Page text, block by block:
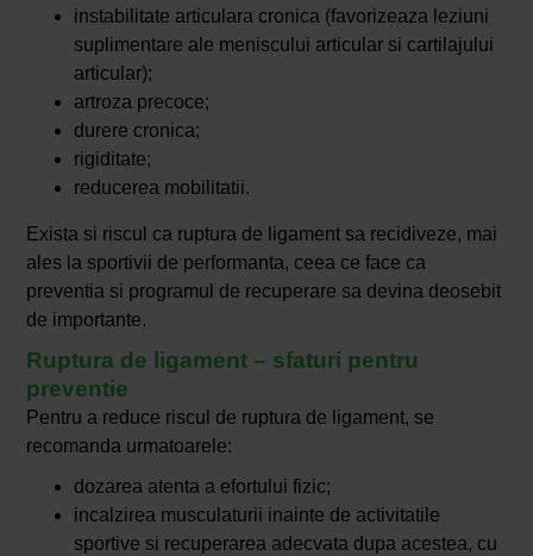
instabilitate articulara cronica (favorizeaza leziuni
suplimentare ale meniscului articular si cartilajului
articular);
artroza precoce;
durere cronica;
rigiditate;
reducerea mobilitatii.
Exista si riscul ca ruptura de ligament sa recidiveze, mai
ales la sportivii de performanta, ceea ce face ca
preventia si programul de recuperare sa devina deosebit
de importante.
Ruptura de ligament – sfaturi pentru
preventie
Pentru a reduce riscul de ruptura de ligament, se
recomanda urmatoarele:
dozarea atenta a efortului fizic;
incalzirea musculaturii inainte de activitatile
sportive si recuperarea adecvata dupa acestea, cu